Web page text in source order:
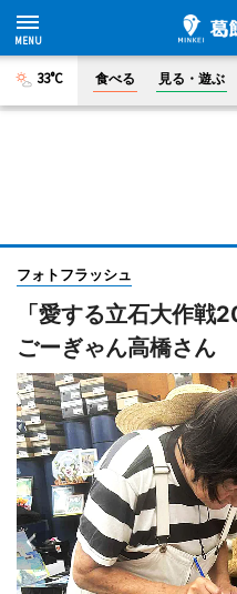
33°C 食べる 見る・遊ぶ
フォトフラッシュ
「愛する立石大作戦
ごーぎゃん高橋さん